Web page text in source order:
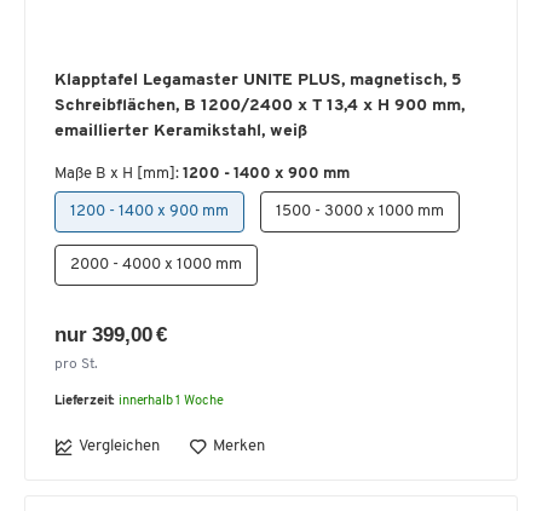
Klapptafel Legamaster UNITE PLUS, magnetisch, 5
Schreibflächen, B 1200/2400 x T 13,4 x H 900 mm,
emaillierter Keramikstahl, weiß
Maße B x H [mm]: 1200 - 1400 x 900 mm
1200 - 1400 x 900 mm 1500 - 3000 x 1000 mm
2000 - 4000 x 1000 mm
nur 399,00 €
pro St.
Lieferzeit: innerhalb 1 Woche
Vergleichen Merken